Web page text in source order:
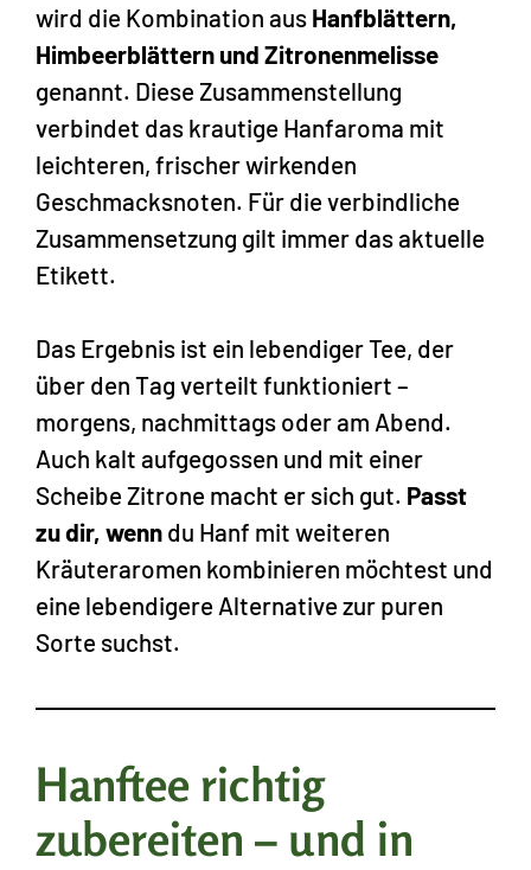
wird die Kombination aus Hanfblättern,
Himbeerblättern und Zitronenmelisse
genannt. Diese Zusammenstellung
verbindet das krautige Hanfaroma mit
leichteren, frischer wirkenden
Geschmacksnoten. Für die verbindliche
Zusammensetzung gilt immer das aktuelle
Etikett.
Das Ergebnis ist ein lebendiger Tee, der
über den Tag verteilt funktioniert –
morgens, nachmittags oder am Abend.
Auch kalt aufgegossen und mit einer
Scheibe Zitrone macht er sich gut. Passt
zu dir, wenn du Hanf mit weiteren
Kräuteraromen kombinieren möchtest und
eine lebendigere Alternative zur puren
Sorte suchst.
Hanftee richtig
zubereiten – und in